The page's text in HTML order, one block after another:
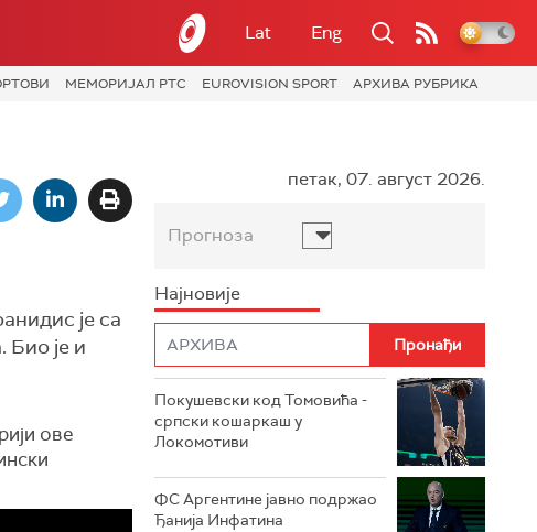
Lat Eng
МЕМОРИЈАЛ РТС EUROVISION SPORT АРХИВА РУБРИКА
је са
Био је и
ове
петак, 07. август 2026.
Прогноза
Најновије
Покушевски код Томовића -
српски кошаркаш у
Локомотиви
ФС Аргентине јавно подржао
Ђанија Инфатина